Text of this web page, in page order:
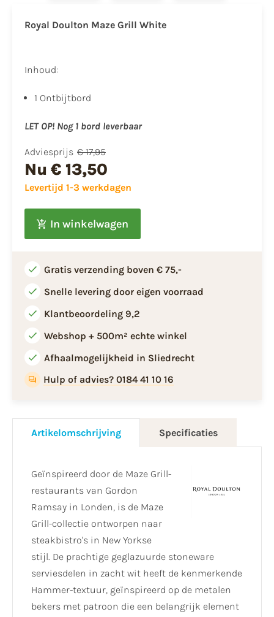
Royal Doulton Maze Grill White
Inhoud:
1 Ontbijtbord
LET OP! Nog 1 bord leverbaar
Adviesprijs € 17,95
Nu € 13,50
Levertijd 1-3 werkdagen
In winkelwagen
Gratis verzending boven € 75,-
Snelle levering door eigen voorraad
Klantbeoordeling 9,2
Webshop + 500m² echte winkel
Afhaalmogelijkheid in Sliedrecht
Hulp of advies? 0184 41 10 16
Artikelomschrijving Specificaties
Geïnspireerd door de Maze Grill-
restaurants van Gordon
Ramsay in Londen, is de Maze
Grill-collectie ontworpen naar
steakbistro's in New Yorkse
stijl. De prachtige geglazuurde stoneware
serviesdelen in zacht wit heeft de kenmerkende
Hammer-textuur, geïnspireerd op de metalen
bekers met patroon die een belangrijk element